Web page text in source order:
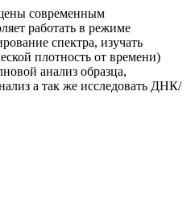
современным
работать в режиме
спектра, изучать
плотность от времени)
анализ образца,
а так же исследовать ДНК/